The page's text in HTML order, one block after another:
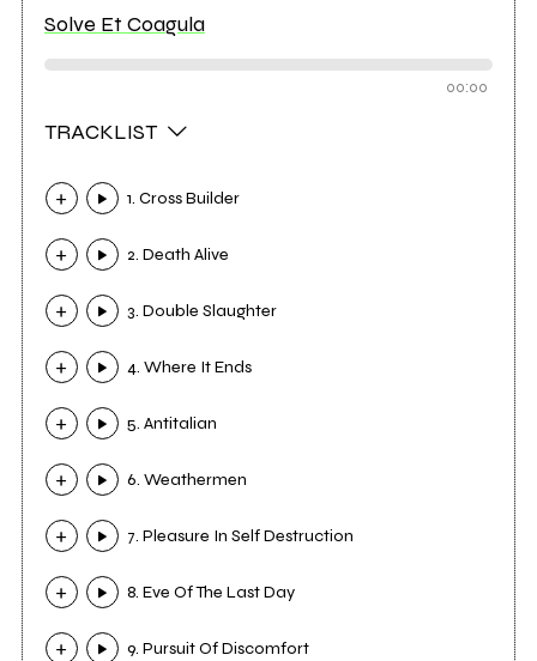
Solve Et Coagula
00:00
TRACKLIST
1. Cross Builder
2. Death Alive
3. Double Slaughter
4. Where It Ends
5. Antitalian
6. Weathermen
7. Pleasure In Self Destruction
8. Eve Of The Last Day
9. Pursuit Of Discomfort